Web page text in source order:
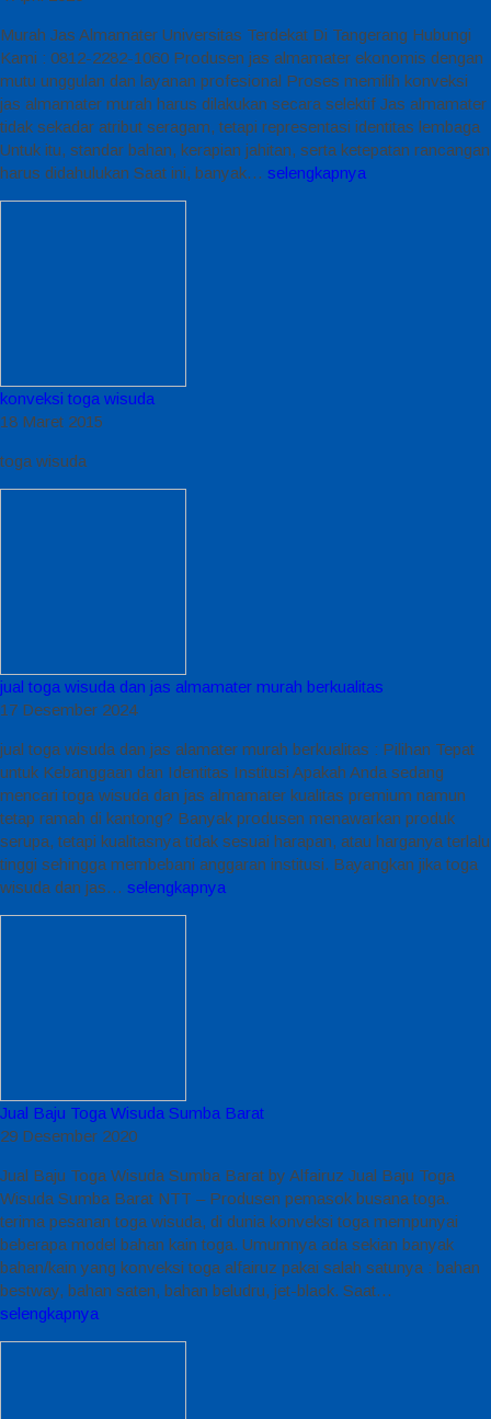
Murah Jas Almamater Universitas Terdekat Di Tangerang Hubungi
Kami : 0812-2282-1060 Produsen jas almamater ekonomis dengan
mutu unggulan dan layanan profesional Proses memilih konveksi
jas almamater murah harus dilakukan secara selektif Jas almamater
tidak sekadar atribut seragam, tetapi representasi identitas lembaga
Untuk itu, standar bahan, kerapian jahitan, serta ketepatan rancangan
harus didahulukan Saat ini, banyak… selengkapnya
konveksi toga wisuda
18 Maret 2015
toga wisuda
jual toga wisuda dan jas almamater murah berkualitas
17 Desember 2024
jual toga wisuda dan jas alamater murah berkualitas : Pilihan Tepat
untuk Kebanggaan dan Identitas Institusi Apakah Anda sedang
mencari toga wisuda dan jas almamater kualitas premium namun
tetap ramah di kantong? Banyak produsen menawarkan produk
serupa, tetapi kualitasnya tidak sesuai harapan, atau harganya terlalu
tinggi sehingga membebani anggaran institusi. Bayangkan jika toga
wisuda dan jas… selengkapnya
Jual Baju Toga Wisuda Sumba Barat
29 Desember 2020
Jual Baju Toga Wisuda Sumba Barat by Alfairuz Jual Baju Toga
Wisuda Sumba Barat NTT – Produsen pemasok busana toga.
terima pesanan toga wisuda, di dunia konveksi toga mempunyai
beberapa model bahan kain toga. Umumnya ada sekian banyak
bahan/kain yang konveksi toga alfairuz pakai salah satunya : bahan
bestway, bahan saten, bahan beludru, jet-black. Saat…
selengkapnya